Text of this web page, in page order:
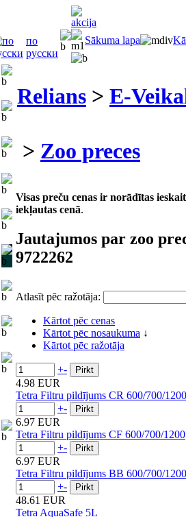
по
русски
Sākuma lapa
Relians > E-
> Zoo preces
Visas preču cenas ir norādītas
iekļautas cenā.
Jautajumos par zoo
9722262
Atlasīt pēc ražotāja:
Kārtot pēc cenas
Kārtot pēc nosaukuma ↓
Kārtot pēc ražotāja
+-
4.98 EUR
Tetra Filtru pildījums CR 600/700/1200
+-
6.97 EUR
Tetra Filtru pildījums CF 600/700/1200
+-
6.97 EUR
Tetra Filtru pildījums BB 600/700/1200
+-
48.61 EUR
Tetra AquaSafe 5L